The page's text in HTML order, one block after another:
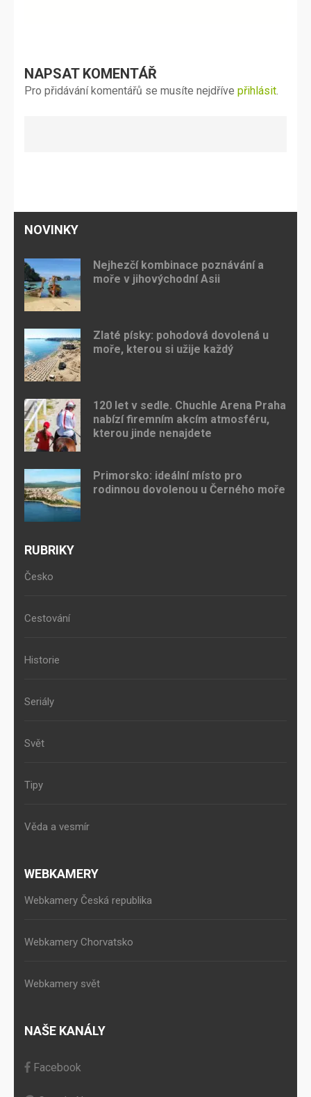
NAPSAT KOMENTÁŘ
Pro přidávání komentářů se musíte nejdříve přihlásit
NOVINKY
Nejhezčí kombinace poznávání a
moře v jihovýchodní Asii
Zlaté písky: pohodová dovolená u
moře, kterou si užije každý
120 let v sedle. Chuchle Arena Praha
nabízí firemním akcím atmosféru,
kterou jinde nenajdete
Primorsko: ideální místo pro
rodinnou dovolenou u Černého moře
RUBRIKY
Česko
Cestování
Historie
Seriály
Svět
Tipy
Věda a vesmír
WEBKAMERY
Webkamery Česká republika
Webkamery Chorvatsko
Webkamery svět
NAŠE KANÁLY
Facebook